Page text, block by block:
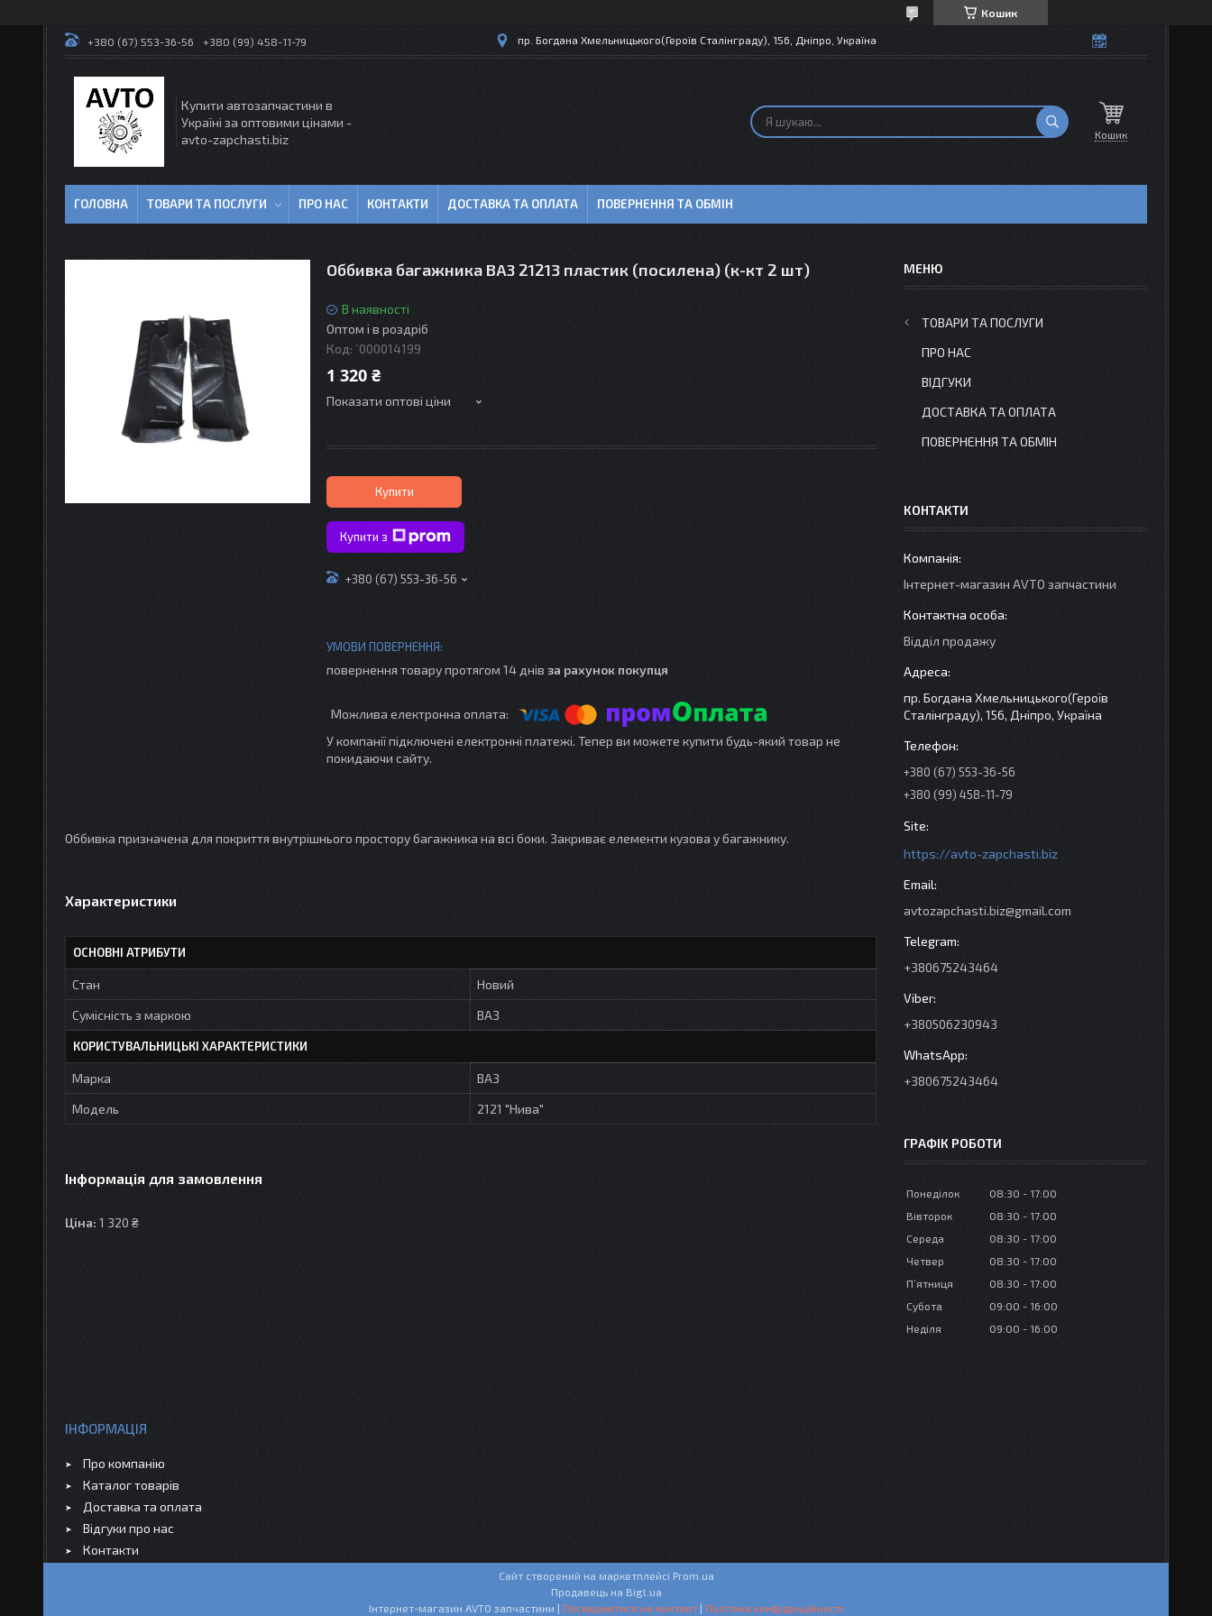
Кошик
+380 (67) 553-36-56 +380 (99) 458-11-79 пр. Богдана Хмельницького(Героїв Сталінграду), 156, Дніпро, Україна
Купити автозапчастини в
Україні за оптовими цінами -
avto-zapchasti.biz
Кошик
ГОЛОВНА ТОВАРИ ТА ПОСЛУГИ ПРО НАС КОНТАКТИ ДОСТАВКА ТА ОПЛАТА ПОВЕРНЕННЯ ТА ОБМІН
Оббивка багажника ВАЗ 21213 пластик (посилена) (к-кт 2 шт)
В наявності
Оптом і в роздріб
Код: `000014199
1 320 ₴
Показати оптові ціни
Купити
Купити з
+380 (67) 553-36-56
повернення товару протягом 14 днів за рахунок покупця
У компанії підключені електронні платежі. Тепер ви можете купити будь-який товар не
покидаючи сайту.
Оббивка призначена для покриття внутрішнього простору багажника на всі боки. Закриває елементи кузова у багажнику.
Характеристики
ОСНОВНІ АТРИБУТИ
Стан
Новий
Сумісність з маркою
ВАЗ
КОРИСТУВАЛЬНИЦЬКІ ХАРАКТЕРИСТИКИ
Марка
ВАЗ
Мoдель
2121 "Нива"
Інформація для замовлення
Ціна: 1 320 ₴
ТОВАРИ ТА ПОСЛУГИ
ПРО НАС
ВІДГУКИ
ДОСТАВКА ТА ОПЛАТА
ПОВЕРНЕННЯ ТА ОБМІН
КОНТАКТИ
Інтернет-магазин AVTO запчастини
Відділ продажу
пр. Богдана Хмельницького(Героїв
Сталінграду), 156, Дніпро, Україна
+380 (67) 553-36-56
+380 (99) 458-11-79
https://avto-zapchasti.biz
avtozapchasti.biz@gmail.com
+380675243464
+380506230943
+380675243464
ГРАФІК РОБОТИ
Понеділок 08:30
17:00
Вівторок
08:30
17:00
Середа
08:30
17:00
Четвер
08:30
17:00
Пʼятниця
08:30
17:00
Субота
09:00
16:00
Неділя
09:00 16:00
ІНФОРМАЦІЯ
Про компанію
Каталог товарів
Доставка та оплата
Відгуки про нас
Контакти
Сайт створений на маркетплейсі Prom.ua
Продавець на Bigl.ua
Інтернет-магазин AVTO запчастини | Поскаржитися на контент | Політика конфіденційності